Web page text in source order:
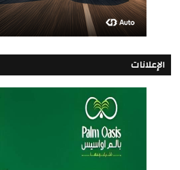
الإعلانات